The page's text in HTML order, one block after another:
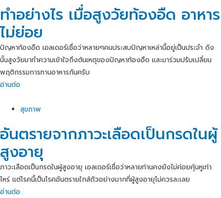
ทำอย่างไร เมื่อสูงวัยท้องอืด อาหาร
ไม่ย่อย
ปัญหาท้องอืด เอลเดอร์เชื่อว่าหลายๆคนประสบปัญหาเหล่านี้อยู่เป็นประจำ ดัง
นั้นสูงวัยมาทำความเข้าใจถึงต้นเหตุของปัญหาท้องอืด และมาร่วมปรับเปลี่ยน
พฤติกรรมการทานอาหารกันครับ
อ่านต่อ
สุขภาพ
อันตรายจากภาวะเลือดเป็นกรดในผู้
สูงอายุ
ภาวะเลือดเป็นกรดในผู้สูงอายุ เอลเดอร์เชื่อว่าหลายท่านคงยังไม่ค่อยคุ้นหูเท่า
ไหร่ แต่โรคนี้เป็นโรคอันตรายใกล้ตัวอย่างมากที่ผู้สูงอายุไม่ควรละเลย
อ่านต่อ